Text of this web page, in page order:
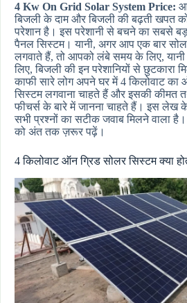
4 Kw On Grid Solar System Price:
बिजली के दाम और बिजली की बढ़ती खपत
परेशान है। इस परेशानी से बचने का सबसे
पैनल सिस्टम। यानी, अगर आप एक बार
लगवाते हैं, तो आपको लंबे समय के लिए,
लिए, बिजली की इन परेशानियों से छुटकारा
काफी सारे लोग अपने घर में 4 किलोवाट का
सिस्टम लगवाना चाहते हैं और इसकी कीमत
फीचर्स के बारे में जानना चाहते हैं। इस लेख
सभी प्रश्नों का सटीक जवाब मिलने वाला
को अंत तक ज़रूर पढ़ें।
4 किलोवाट ऑन ग्रिड सोलर सिस्टम क्या